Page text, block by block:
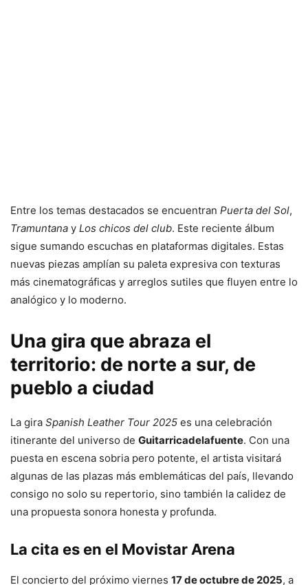
Entre los temas destacados se encuentran Puerta del Sol,
Tramuntana y Los chicos del club. Este reciente álbum
sigue sumando escuchas en plataformas digitales. Estas
nuevas piezas amplían su paleta expresiva con texturas
más cinematográficas y arreglos sutiles que fluyen entre lo
analógico y lo moderno.
Una gira que abraza el
territorio: de norte a sur, de
pueblo a ciudad
La gira Spanish Leather Tour 2025 es una celebración
itinerante del universo de Guitarricadelafuente. Con una
puesta en escena sobria pero potente, el artista visitará
algunas de las plazas más emblemáticas del país, llevando
consigo no solo su repertorio, sino también la calidez de
una propuesta sonora honesta y profunda.
La cita es en el Movistar Arena
El concierto del próximo viernes 17 de octubre de 2025, a